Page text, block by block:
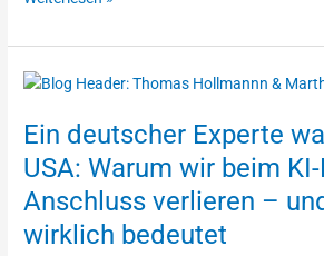
Ein deutscher Experte
USA: Warum wir beim
Anschluss verlieren –
wirklich bedeutet
Ein
Experte
warnt
aus
den
USA: